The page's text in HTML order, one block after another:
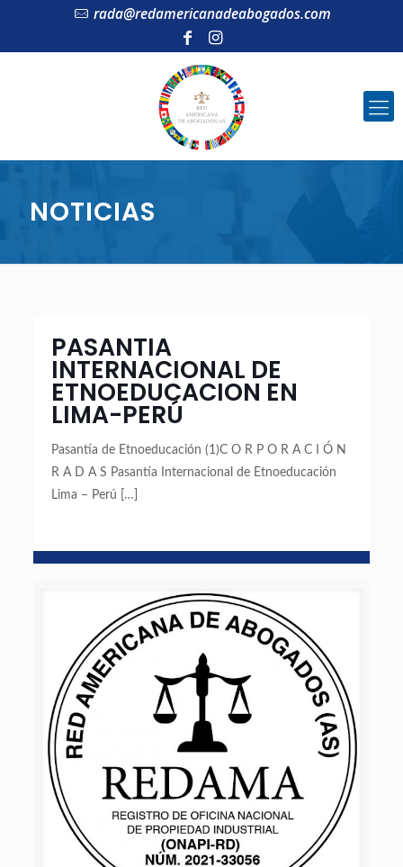
rada@redamericanadeabogados.com
NOTICIAS
PASANTIA
INTERNACIONAL DE
ETNOEDUCACION EN
LIMA-PERÚ
Pasantía de Etnoeducación (1)C O R P O R A C I Ó N
R A D A S Pasantía Internacional de Etnoeducación
Lima – Perú […]